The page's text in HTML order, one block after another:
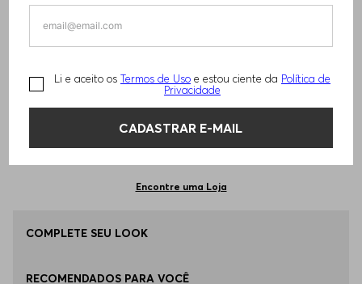
Li e aceito os Termos de Uso e estou ciente da Política de
Privacidade
CADASTRAR E-MAIL
TAMANHO -P - S Informações do Tamanho
Qual o seu Tamanho? Tabela de Tamanhos
EG - XL
ADICIONAR AO CARRINHO
Encontre uma Loja
COMPLETE SEU LOOK
RECOMENDADOS PARA VOCÊ